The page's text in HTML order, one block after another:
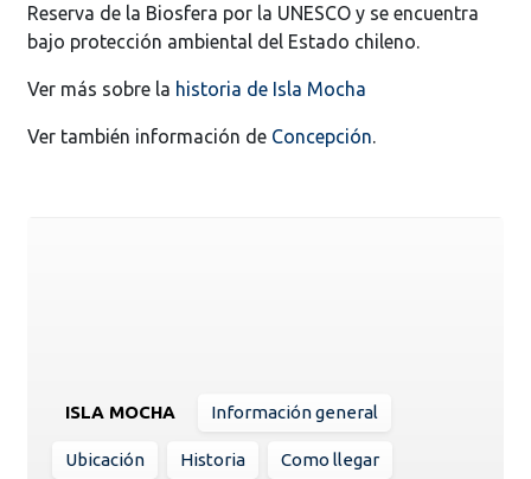
Reserva de la Biosfera por la UNESCO y se encuentra
bajo protección ambiental del Estado chileno.
Ver más sobre la historia de Isla Mocha
Ver también información de Concepción.
ISLA MOCHA Información general
Ubicación Historia Como llegar